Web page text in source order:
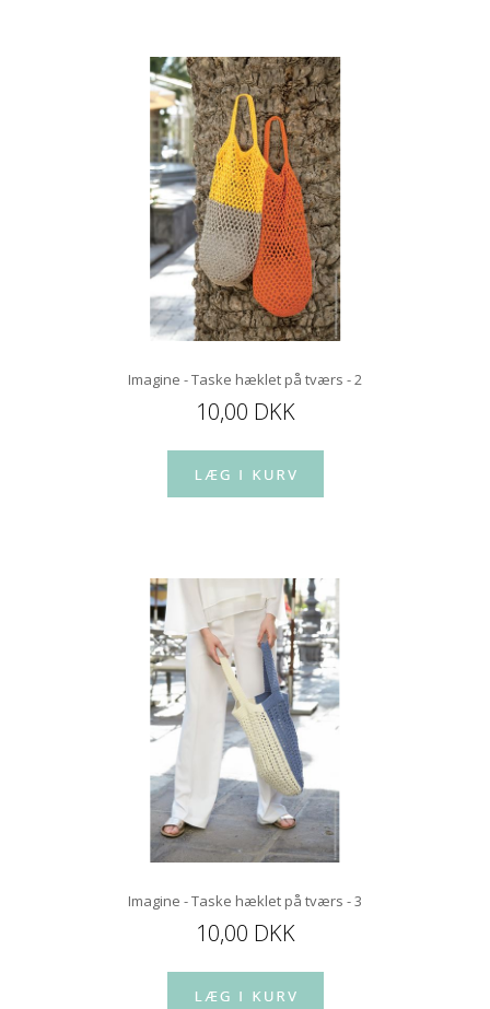
Imagine - Taske hæklet på tværs - 2
10,00 DKK
Imagine - Taske hæklet på tværs - 3
10,00 DKK